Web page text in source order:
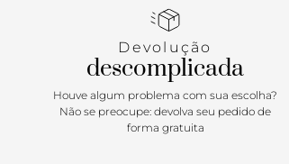
Devolução
descomplicada
Houve algum problema com sua escolha?
Não se preocupe: devolva seu pedido de
forma gratuita